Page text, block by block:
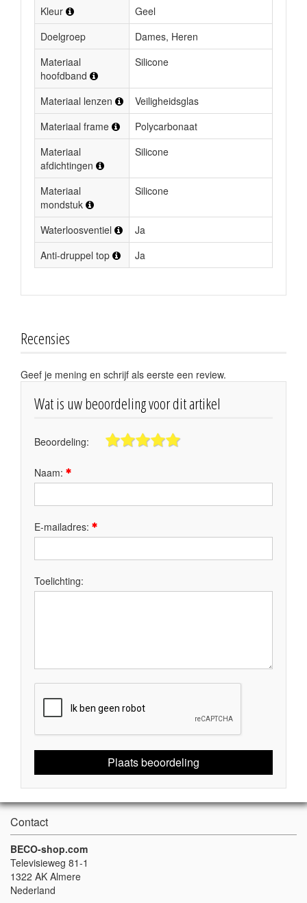
Kleur
Geel
Doelgroep
Dames, Heren
Materiaal
hoofdband
Silicone
Materiaal lenzen
Veiligheidsglas
Materiaal frame
Polycarbonaat
Materiaal
afdichtingen
Silicone
Materiaal
mondstuk
Silicone
Waterloosventiel
Ja
Anti-druppel top
Ja
Recensies
Geef je mening en schrijf als eerste een review.
Wat is uw beoordeling voor dit artikel
Beoordeling:
Naam:
E-mailadres:
Toelichting:
Plaats beoordeling
Contact
BECO-shop.com
Televisieweg 81-1
1322 AK Almere
Nederland